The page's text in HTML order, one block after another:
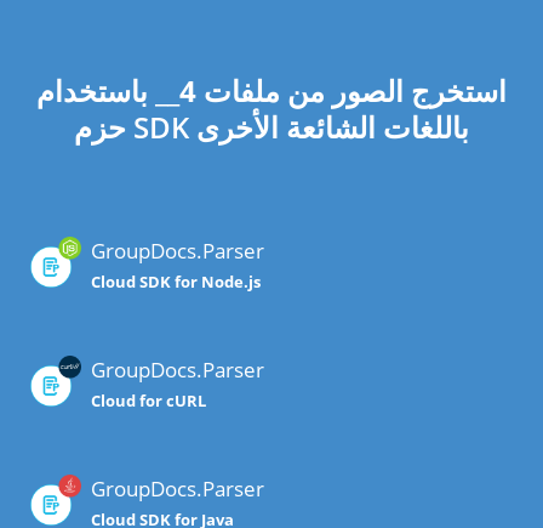
استخرج الصور من ملفات 4 __ باستخدام
حزم SDK باللغات الشائعة الأخرى
GroupDocs.Parser
Cloud SDK for Node.js
GroupDocs.Parser
Cloud for cURL
GroupDocs.Parser
Cloud SDK for Java